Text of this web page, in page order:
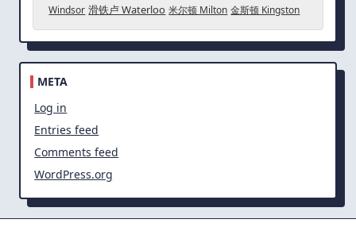
Windsor 滑铁卢 Waterloo 米尔顿 Milton 金斯顿 Kingston
META
Log in
Entries feed
Comments feed
WordPress.org